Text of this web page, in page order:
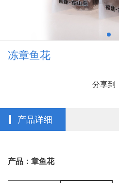
冻章鱼花
分享到
产品详细
产品：章鱼花